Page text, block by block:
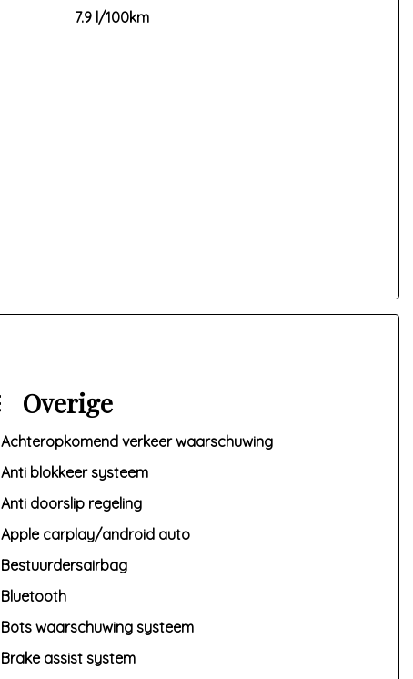
7.9 l/100km
Overige
Achteropkomend verkeer waarschuwing
Anti blokkeer systeem
Anti doorslip regeling
Apple carplay/android auto
Bestuurdersairbag
Bluetooth
Bots waarschuwing systeem
Brake assist system